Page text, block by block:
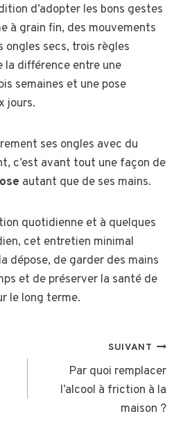
d’adopter les bons gestes
à grain fin, des mouvements
ongles secs, trois règles
différence entre une
semaines et une pose
jours.
ses ongles avec du
c’est avant tout une façon de
autant que de ses mains.
quotidienne et à quelques
cet entretien minimal
dépose, de garder des mains
et de préserver la santé de
le long terme.
SUIVANT
Par quoi remplacer
l’alcool à friction à la
maison ?